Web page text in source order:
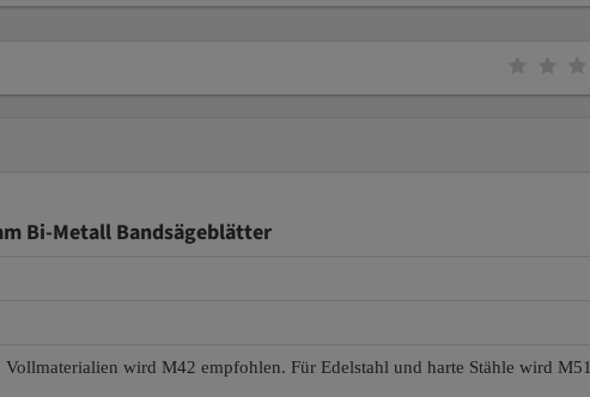
Bi-Metall Bandsägeblätter
wird M42 empfohlen. Für Edelstahl und harte Stähle wird M51